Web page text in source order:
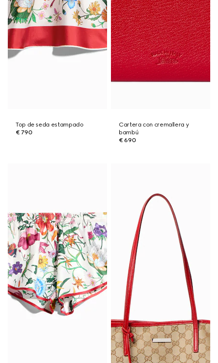
Top de seda estampado
€ 790
Cartera con cremallera y
bambú
€ 690